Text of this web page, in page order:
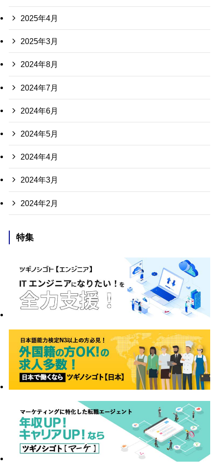
2025年4月
2025年3月
2024年8月
2024年7月
2024年6月
2024年5月
2024年4月
2024年3月
2024年2月
特集